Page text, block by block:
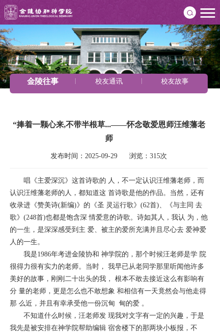
金陵往事 校友通讯 校友故事
“捧着一颗心来,不带半根草...——怀念敬爱恩师汪维藩老
师
发布时间：2025-09-29      浏览：315次
唱《主爱深沉》这首诗歌的 人，不一定认识汪维藩老师，而
认识汪维藩老师的人，都知道这 首诗歌是他的作品。当然，还有
收录进《赞美诗(新编)》的《圣 灵运行歌》(62首)、《与主同 去
歌》(248首)也都是饱含深 情爱意的诗歌。诗如其人，我认 为，他
的一生，是深深感受到主 爱、被主的爱所充满并且尽心去 爱神爱
人的一生。
我是1986年考进金陵协和 神学院的，那个时候汪老师是学 院
很得力很有实力的老师。当时， 我早已从老同学那里听闻他许多
美好的故事，刚刚二十出头的我， 根本不敢去接近这么有影响有
分 量的老师，更是怎么也不敢想象 和相信有一天竟然会与他走得
那 么近，并且有幸承受他一份沉甸 甸的爱 。
不知道什么时候，汪老师发 现我对文字有一定的兴趣，于是
我先是被安排在神学院帮助编辑 宿舍楼下的那两块小板报，不